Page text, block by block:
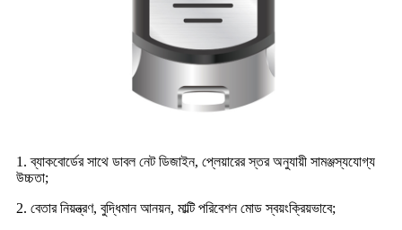
1. ব্যাকবোর্ডের সাথে ডাবল নেট ডিজাইন, প্লেয়ারের স্তর অনুযায়ী সামঞ্জস্যযোগ্য
উচ্চতা;
2. বেতার নিয়ন্ত্রণ, বুদ্ধিমান আনয়ন, মাল্টি পরিবেশন মোড স্বয়ংক্রিয়ভাবে;